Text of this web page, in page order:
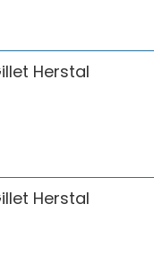
Herstal
Herstal